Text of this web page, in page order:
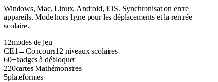
Windows, Mac, Linux, Android, iOS. Synchronisation entre
appareils. Mode hors ligne pour les déplacements et la rentrée
scolaire.
12modes de jeu
CE1→Concours12 niveaux scolaires
60+badges à débloquer
220cartes Mathémonstres
5plateformes